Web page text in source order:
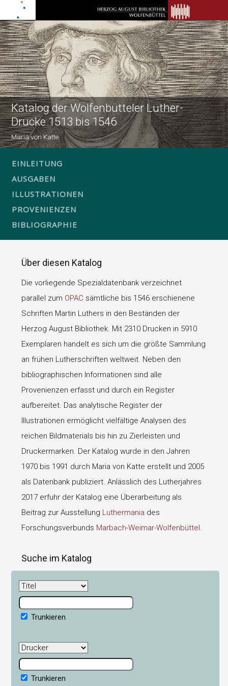
Katalog der Wolfenbütteler Luther-
Drucke 1513 bis 1546
Maria von Katte
EINLEITUNG
AUSGABEN
ILLUSTRATIONEN
PROVENIENZEN
BIBLIOGRAPHIE
Über diesen Katalog
Die vorliegende Spezialdatenbank verzeichnet
parallel zum OPAC sämtliche bis 1546 erschienene
Schriften Martin Luthers in den Beständen der
Herzog August Bibliothek. Mit 2310 Drucken in 5910
Exemplaren handelt es sich um die größte Sammlung
an frühen Lutherschriften weltweit. Neben den
bibliographischen Informationen sind alle
Provenienzen erfasst und durch ein Register
aufbereitet. Das analytische Register der
Illustrationen ermöglicht vielfältige Analysen des
reichen Bildmaterials bis hin zu Zierleisten und
Druckermarken. Der Katalog wurde in den Jahren
1970 bis 1991 durch Maria von Katte erstellt und 2005
als Datenbank publiziert. Anlässlich des Lutherjahres
2017 erfuhr der Katalog eine Überarbeitung als
Beitrag zur Ausstellung Luthermania des
Forschungsverbunds Marbach-Weimar-Wolfenbüttel.
Suche im Katalog
Trunkieren
Trunkieren